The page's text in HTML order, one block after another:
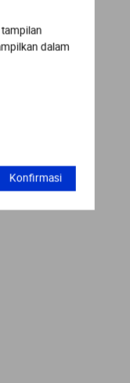
dalam
Konfirmasi